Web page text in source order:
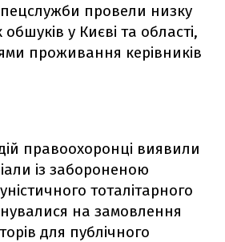
провели низку
у Києві та області,
проживання керівників
правоохоронці виявили
із забороненою
тоталітарного
на замовлення
для публічного